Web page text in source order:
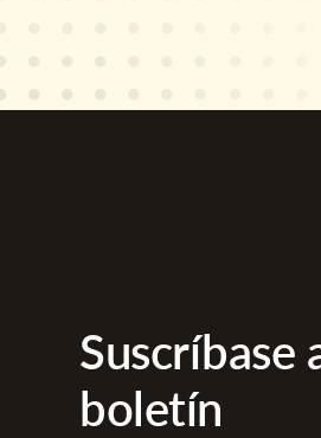
Suscríbase
boletín